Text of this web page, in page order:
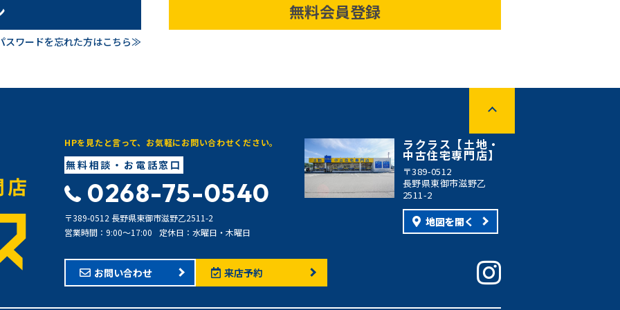
スワードを忘れた方はこちら≫
無料会員登録
HPを見たと言って、お気軽にお問い合わせください。
無料相談・お電話窓口
0268-75-0540
〒389-0512 長野県東御市滋野乙2511-2
営業時間：9:00〜17:00
定休日：水曜日・木曜日
ラクラス【土地・
中古住宅専門店】
〒389-0512
長野県東御市滋野乙
2511-2
地図を開く
お問い合わせ 来店予約